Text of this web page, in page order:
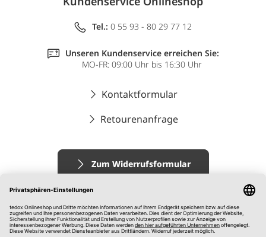
Tel.: 0 55 93 - 80 29 77 12
Unseren Kundenservice erreichen Sie:
MO-FR: 09:00 Uhr bis 16:30 Uhr
Kontaktformular
Retourenanfrage
Zum Widerrufsformular
Impressum
AGB